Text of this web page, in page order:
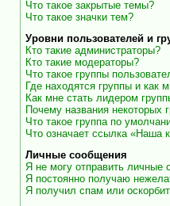
Что такое закрытые темы?
Что такое значки тем?
Уровни пользователей и
Кто такие администраторы?
Кто такие модераторы?
Что такое группы
Где находятся группы и как
Как мне стать лидером
Почему названия некоторых
Что такое группа по
Что означает ссылка «Наша
Личные сообщения
Я не могу отправить личные
Я постоянно получаю
Я получил спам или